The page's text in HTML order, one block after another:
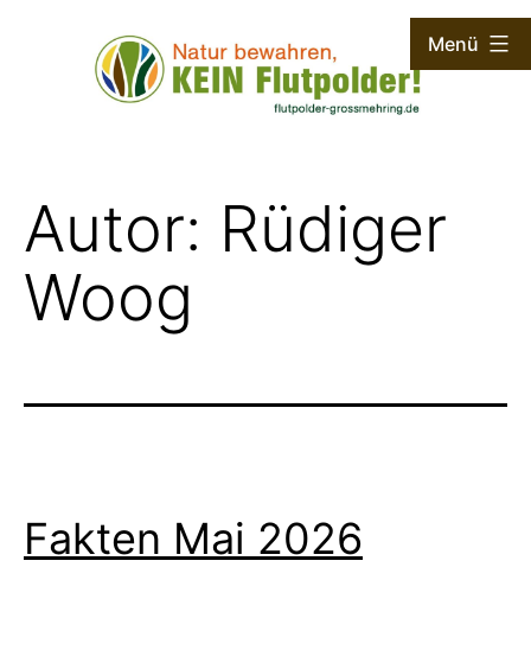
Flutpolder
Menü
Autor: Rüdiger
Woog
Fakten Mai 2026